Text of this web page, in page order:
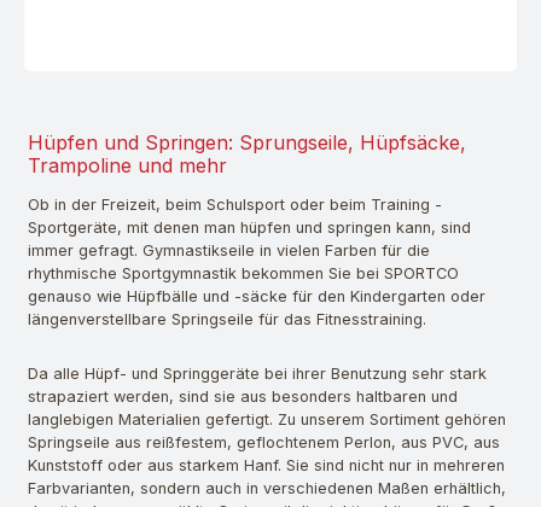
Hüpfen und Springen: Sprungseile, Hüpfsäcke,
Trampoline und mehr
Ob in der Freizeit, beim Schulsport oder beim Training -
Sportgeräte, mit denen man hüpfen und springen kann, sind
immer gefragt. Gymnastikseile in vielen Farben für die
rhythmische Sportgymnastik bekommen Sie bei SPORTCO
genauso wie Hüpfbälle und -säcke für den Kindergarten oder
längenverstellbare Springseile für das Fitnesstraining.
Da alle Hüpf- und Springgeräte bei ihrer Benutzung sehr stark
strapaziert werden, sind sie aus besonders haltbaren und
langlebigen Materialien gefertigt. Zu unserem Sortiment gehören
Springseile aus reißfestem, geflochtenem Perlon, aus PVC, aus
Kunststoff oder aus starkem Hanf. Sie sind nicht nur in mehreren
Farbvarianten, sondern auch in verschiedenen Maßen erhältlich,